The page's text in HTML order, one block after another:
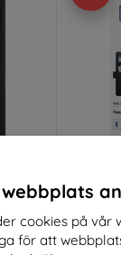
cookies på vår
för att
for
-10%